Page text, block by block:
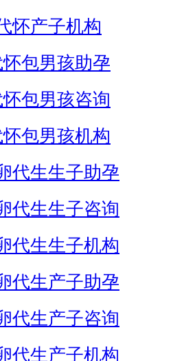
怀产子机构
包男孩助孕
包男孩咨询
包男孩机构
代生生子助孕
代生生子咨询
代生生子机构
代生产子助孕
代生产子咨询
代生产子机构